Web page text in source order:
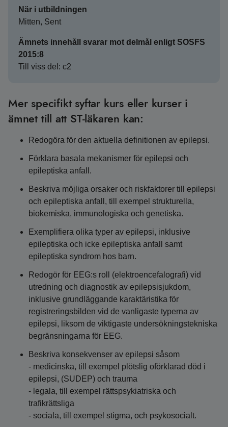
När i utbildningen
Mitten, Sent
Ämnets innehåll svarar mot delmål enligt SOSFS
2015:8
Till viss del: c2
Mer specifikt syftar kurs eller kurser i
ämnet till att ST-läkaren kan:
Redogöra för den aktuella definitionen av epilepsi.
Förklara basala mekanismer för epilepsi och
epileptiska anfall.
Beskriva möjliga orsaker och riskfaktorer till epilepsi
och epileptiska anfall, till exempel strukturella,
biokemiska, immunologiska och genetiska.
Exemplifiera olika typer av epilepsi, inklusive
epileptiska och icke epileptiska anfall samt
epileptiska syndrom hos barn.
Redogör för EEG:s roll (elektroencefalografi) vid
utredning och diagnostik av epilepsisjukdom,
inklusive grundläggande karaktäristika för
registreringsbilden vid de vanligaste typerna av
epilepsi, liksom de viktigaste undersökningstekniska
begränsningarna för EEG.
Beskriva konsekvenser av epilepsi såsom
- medicinska, till exempel plötslig oförklarad död i
epilepsi, (SUDEP) och trauma
- legala, till exempel rättspsykiatriska och
trafikrättsliga
- sociala, till exempel stigma, och psykosocialt.